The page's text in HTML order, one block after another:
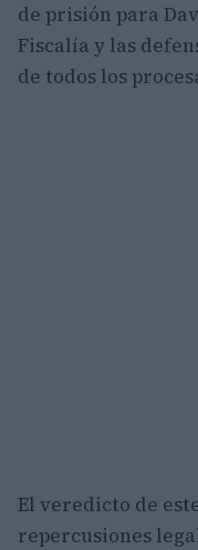
de prisión para
Fiscalía y las
de todos los
El veredicto de
repercusiones